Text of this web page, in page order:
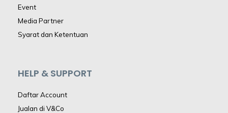
Event
Media Partner
Syarat dan Ketentuan
HELP & SUPPORT
Daftar Account
Jualan di V&Co